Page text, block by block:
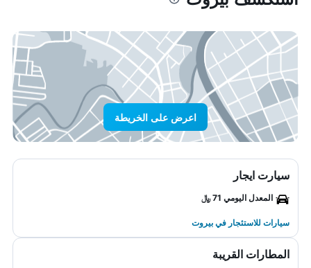
اعرض على الخريطة
سيارت ايجار
المعدل اليومي 71 ﷼
سيارات للاستئجار في بيروت
المطارات القريبة